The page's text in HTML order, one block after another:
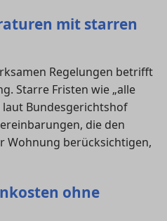
mit starren
Regelungen betrifft
Starre Fristen wie „alle
laut Bundesgerichtshof
die den
Wohnung berücksichtigen,
ohne